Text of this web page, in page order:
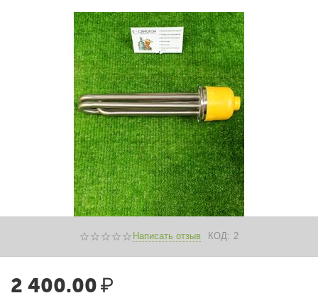
Написать отзыв КОД: 2
2 400.00₽